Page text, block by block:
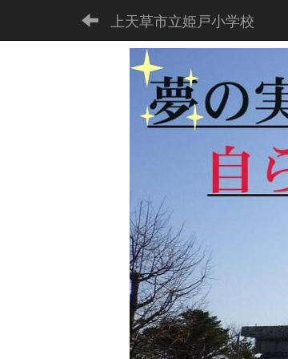
上天草市立姫戸小学校